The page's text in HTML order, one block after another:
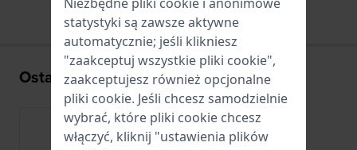
Ostatnio oglądane
statystyki są zawsze aktywne
automatycznie; jeśli klikniesz
"zaakceptuj wszystkie pliki cookie",
zaakceptujesz również opcjonalne
pliki cookie. Jeśli chcesz samodzielnie
wybrać, które pliki cookie chcesz
włączyć, kliknij "ustawienia plików